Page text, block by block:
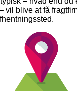
vil blive at få